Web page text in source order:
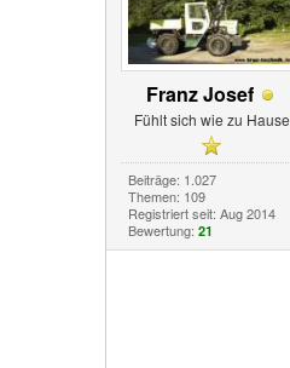
Franz Josef
Fühlt sich wie zu Hause
Beiträge: 1.027
Themen: 109
Registriert seit: Aug 2014
Bewertung: 21